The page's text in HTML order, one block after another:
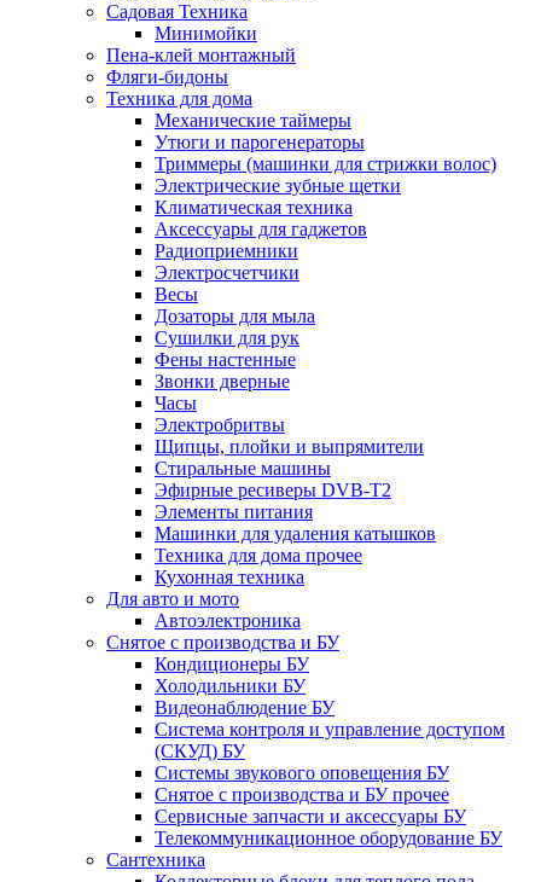
Садовая Техника
Минимойки
Пена-клей монтажный
Фляги-бидоны
Техника для дома
Механические таймеры
Утюги и парогенераторы
Триммеры (машинки для стрижки волос)
Электрические зубные щетки
Климатическая техника
Аксессуары для гаджетов
Радиоприемники
Электросчетчики
Весы
Дозаторы для мыла
Сушилки для рук
Фены настенные
Звонки дверные
Часы
Электробритвы
Щипцы, плойки и выпрямители
Стиральные машины
Эфирные ресиверы DVB-T2
Элементы питания
Машинки для удаления катышков
Техника для дома прочее
Кухонная техника
Для авто и мото
Автоэлектроника
Снятое с производства и БУ
Кондиционеры БУ
Холодильники БУ
Видеонаблюдение БУ
Система контроля и управление доступом
(СКУД) БУ
Системы звукового оповещения БУ
Снятое с производства и БУ прочее
Сервисные запчасти и аксессуары БУ
Телекоммуникационное оборудование БУ
Сантехника